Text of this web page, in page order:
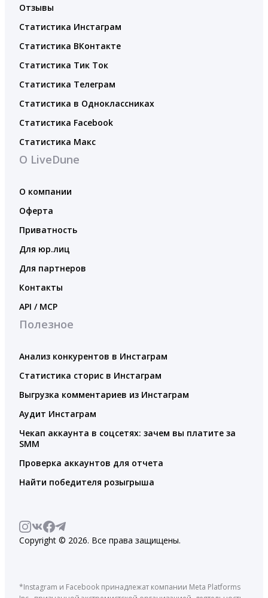
Отзывы
Статистика Инстаграм
Статистика ВКонтакте
Статистика Тик Ток
Статистика Телеграм
Статистика в Одноклассниках
Статистика Facebook
Статистика Макс
О LiveDune
О компании
Оферта
Приватность
Для юр.лиц
Для партнеров
Контакты
API / MCP
Полезное
Анализ конкурентов в Инстаграм
Статистика сторис в Инстаграм
Выгрузка комментариев из Инстаграм
Аудит Инстаграм
Чекап аккаунта в соцсетях: зачем вы платите за
SMM
Проверка аккаунтов для отчета
Найти победителя розыгрыша
Copyright © 2026. Все права защищены.
*Instagram и Facebook принадлежат компании Meta Platforms